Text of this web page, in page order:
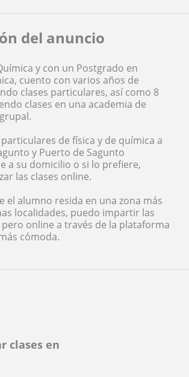
clases en
del anuncio
y con un Postgrado en
cuento con varios años de
clases particulares, así como 8
clases en una academia de
de física y de química a
y Puerto de Sagunto
a su domicilio o si lo prefiere,
las clases online.
el alumno resida en una zona más
localidades, puedo impartir las
pero online a través de la plataforma
cómoda.